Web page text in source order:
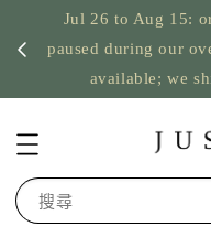
Jul 26 to Aug 15:
paused during our
available; we
搜尋